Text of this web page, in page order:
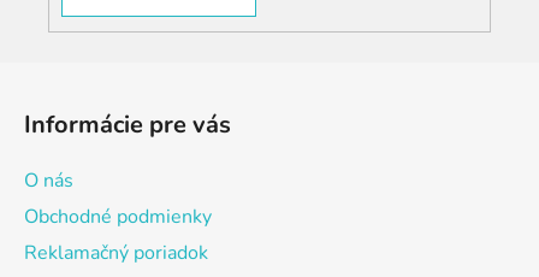
Informácie pre vás
O nás
Obchodné podmienky
Reklamačný poriadok